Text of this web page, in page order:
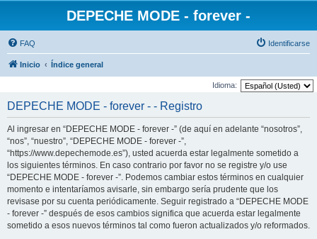
DEPECHE MODE - forever -
FAQ Identificarse
Inicio Índice general
Idioma:
DEPECHE MODE - forever - - Registro
Al ingresar en “DEPECHE MODE - forever -” (de aquí en adelante “nosotros”,
“nos”, “nuestro”, “DEPECHE MODE - forever -”,
“https://www.depechemode.es”), usted acuerda estar legalmente sometido a
los siguientes términos. En caso contrario por favor no se registre y/o use
“DEPECHE MODE - forever -”. Podemos cambiar estos términos en cualquier
momento e intentaríamos avisarle, sin embargo sería prudente que los
revisase por su cuenta periódicamente. Seguir registrado a “DEPECHE MODE
- forever -” después de esos cambios significa que acuerda estar legalmente
sometido a esos nuevos términos tal como fueron actualizados y/o reformados.